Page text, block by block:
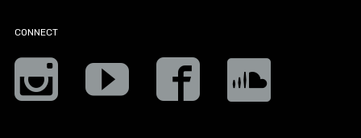
CONNECT